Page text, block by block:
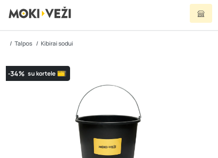
Talpos Kibirai sodui
-34% su kortele